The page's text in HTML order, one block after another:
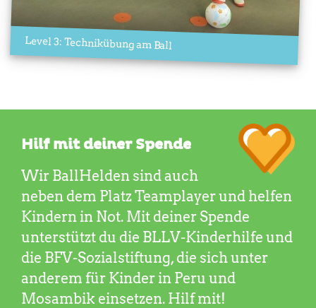
Level 3: Technikübung am Ball
Hilf mit deiner Spende
Wir BallHelden sind auch
neben dem Platz Teamplayer und helfen
Kindern in Not. Mit deiner Spende
unterstützt du die BLLV-Kinderhilfe und
die BFV-Sozialstiftung, die sich unter
anderem für Kinder in Peru und
Mosambik einsetzen. Hilf mit!